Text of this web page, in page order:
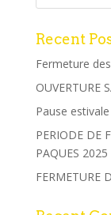
Recent
Fermeture
OUVERTURE
Pause
PERIODE DE
PAQUES 2025
FERMETURE